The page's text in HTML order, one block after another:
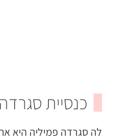
כנסיית
לה סגרדה פמיליה היא